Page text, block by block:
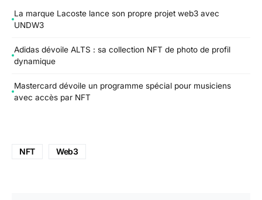
La marque Lacoste lance son propre projet web3 avec
UNDW3
Adidas dévoile ALTS : sa collection NFT de photo de profil
dynamique
Mastercard dévoile un programme spécial pour musiciens
avec accès par NFT
NFT Web3